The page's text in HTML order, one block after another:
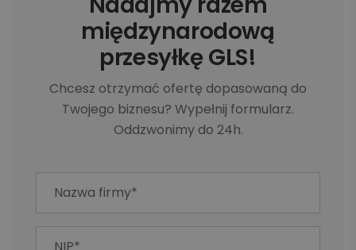
międzynarodową
przesyłkę GLS!
Chcesz otrzymać ofertę dopasowaną do
Twojego biznesu? Wypełnij formularz.
Oddzwonimy do 24h.